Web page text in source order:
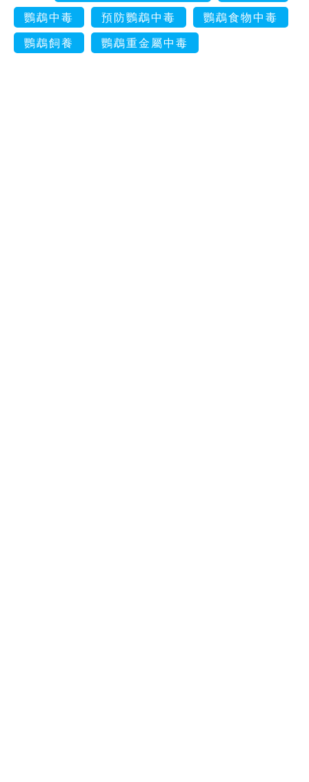
鸚鵡中毒
預防鸚鵡中毒
鸚鵡食物中毒
鸚鵡飼養
鸚鵡重金屬中毒